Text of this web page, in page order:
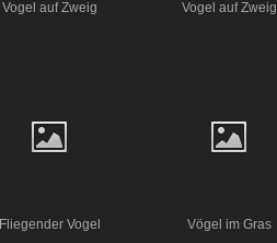
Vogel auf Zweig Vogel auf Zweig
Fliegender Vogel Vögel im Gras